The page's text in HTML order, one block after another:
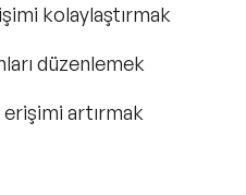
kolaylaştırmak
düzenlemek
erişimi artırmak